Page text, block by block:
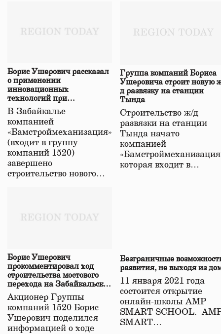
Борис Ушерович рассказал
о применении
инновационных
технологий при
строительстве нового моста
в Забайкалье
В Забайкалье
компанией
«Бамстроймеханизация»
(входит в группу
компаний 1520)
завершено
строительство нового…
Группа компаний Бориса
Ушеровича строит новую
д развязку на станции
Тында
Строительство ж/д
развязки на станции
Тында начато
компанией
которая входит в…
Борис Ушерович
прокомментировал ход
строительства мостового
перехода на Забайкальской
железной дороге
Акционер Группы
компаний 1520 Борис
Ушерович поделился
информацией о ходе
Безграничные
развития, не выходя из
11 января 2021 года
состоится открытие
онлайн-школы АМР
SMART SCHOOL.
SMART…